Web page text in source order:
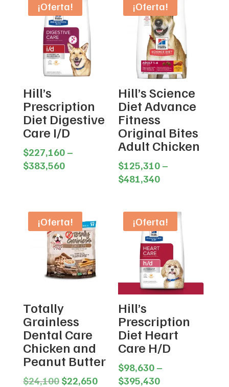
¡Oferta!
Hill’s
Prescription
Diet Digestive
Care I/D
$227,160 –
$383,560Price
$383,560
¡Oferta!
Hill’s Science
Diet Advance
Fitness
Original Bites
Adult Chicken
$125,310 –
$481,340Price
through
$481,340
¡Oferta!
Totally
Grainless
Dental Care
Chicken and
Peanut Butter
$24,100 Original
$22,650Current
¡Oferta!
Hill’s
Prescription
Diet Heart
Care H/D
$98,630 –
$395,430Price